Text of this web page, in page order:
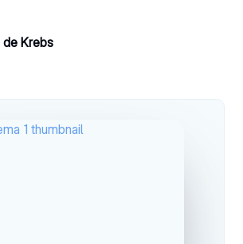
Krebs